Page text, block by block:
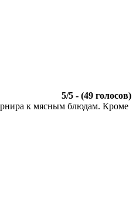
5/5 - (49 голосов)
к мясным блюдам. Кроме